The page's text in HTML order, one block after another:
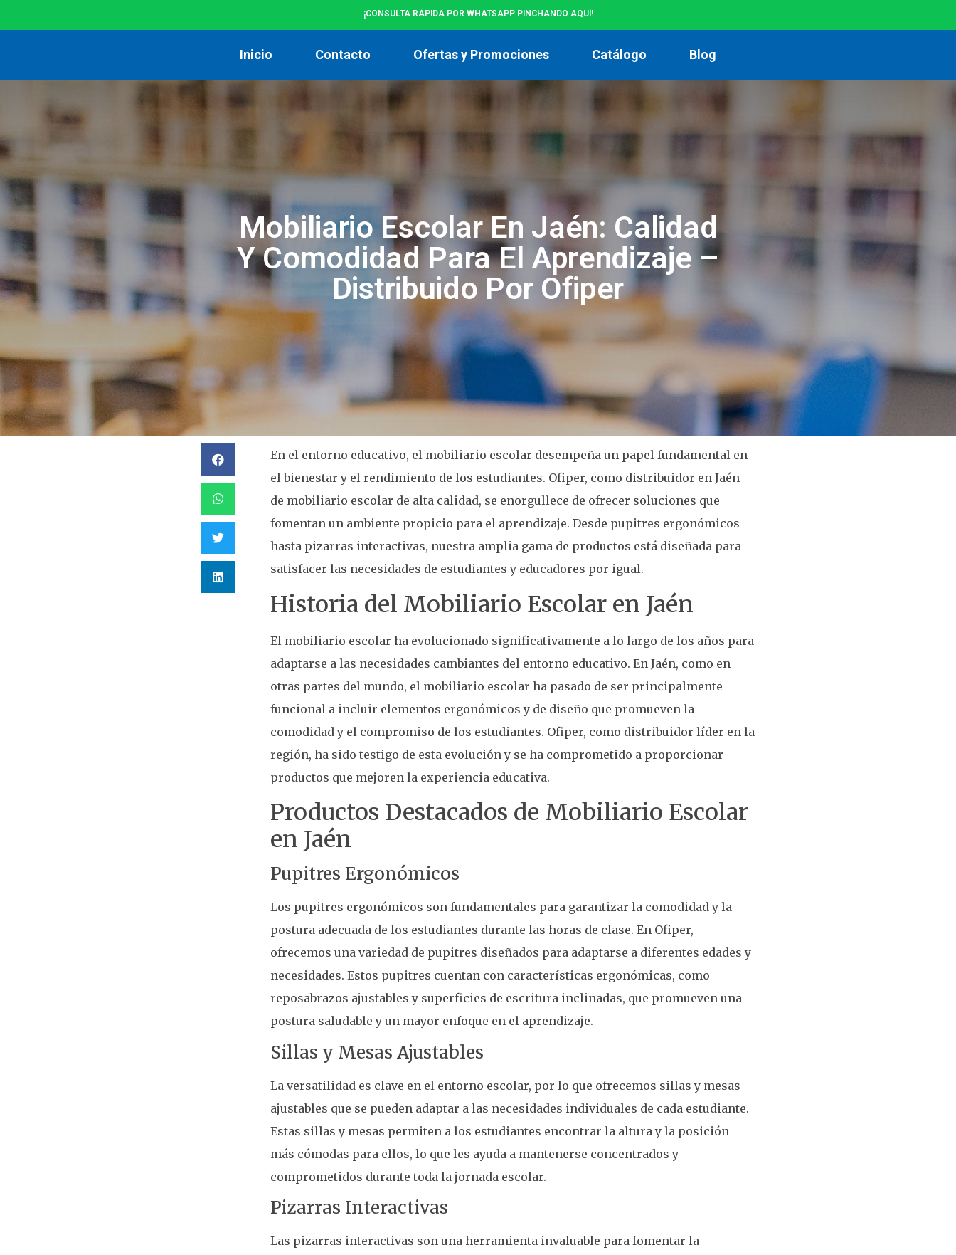
¡CONSULTA RÁPIDA POR WHATSAPP PINCHANDO AQUÍ!
Inicio Contacto Ofertas y Promociones Catálogo Blog
Mobiliario Escolar En Jaén: Calidad
Y Comodidad Para El Aprendizaje –
Distribuido Por Ofiper
En el entorno educativo, el mobiliario escolar desempeña un papel fundamental en
el bienestar y el rendimiento de los estudiantes. Ofiper, como distribuidor en Jaén
de mobiliario escolar de alta calidad, se enorgullece de ofrecer soluciones que
fomentan un ambiente propicio para el aprendizaje. Desde pupitres ergonómicos
hasta pizarras interactivas, nuestra amplia gama de productos está diseñada para
satisfacer las necesidades de estudiantes y educadores por igual.
Historia del Mobiliario Escolar en Jaén
El mobiliario escolar ha evolucionado significativamente a lo largo de los años para
adaptarse a las necesidades cambiantes del entorno educativo. En Jaén, como en
otras partes del mundo, el mobiliario escolar ha pasado de ser principalmente
funcional a incluir elementos ergonómicos y de diseño que promueven la
comodidad y el compromiso de los estudiantes. Ofiper, como distribuidor líder en la
región, ha sido testigo de esta evolución y se ha comprometido a proporcionar
productos que mejoren la experiencia educativa.
Productos Destacados de Mobiliario Escolar
en Jaén
Pupitres Ergonómicos
Los pupitres ergonómicos son fundamentales para garantizar la comodidad y la
postura adecuada de los estudiantes durante las horas de clase. En Ofiper,
ofrecemos una variedad de pupitres diseñados para adaptarse a diferentes edades y
necesidades. Estos pupitres cuentan con características ergonómicas, como
reposabrazos ajustables y superficies de escritura inclinadas, que promueven una
postura saludable y un mayor enfoque en el aprendizaje.
Sillas y Mesas Ajustables
La versatilidad es clave en el entorno escolar, por lo que ofrecemos sillas y mesas
ajustables que se pueden adaptar a las necesidades individuales de cada estudiante.
Estas sillas y mesas permiten a los estudiantes encontrar la altura y la posición
más cómodas para ellos, lo que les ayuda a mantenerse concentrados y
comprometidos durante toda la jornada escolar.
Pizarras Interactivas
Las pizarras interactivas son una herramienta invaluable para fomentar la